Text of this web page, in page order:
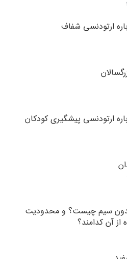
ارتودنسی شفاف
ارتودنسی پیشگیری کودکان
سیم چیست؟ و محدودیت
از آن کدامند؟